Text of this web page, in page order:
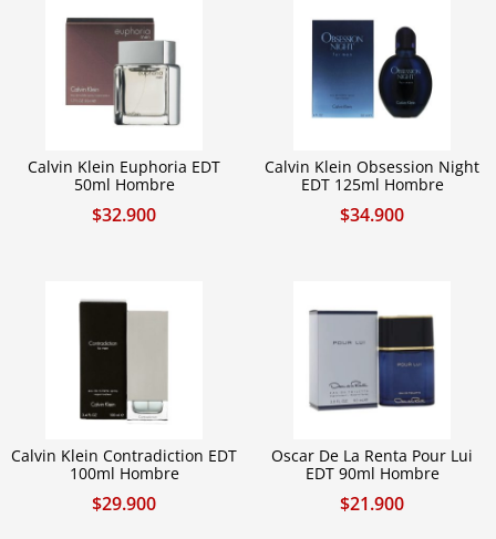
Calvin Klein Euphoria EDT
50ml Hombre
$32.900
Calvin Klein Obsession Night
EDT 125ml Hombre
$34.900
Calvin Klein Contradiction EDT
100ml Hombre
$29.900
Oscar De La Renta Pour Lui
EDT 90ml Hombre
$21.900